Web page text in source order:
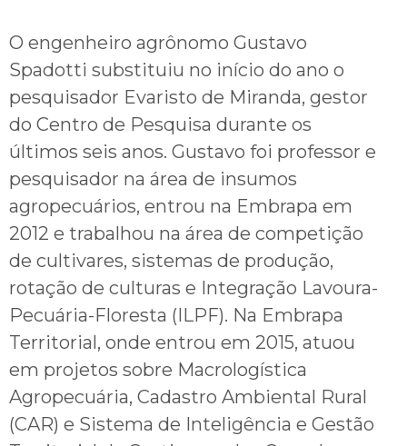
O engenheiro agrônomo Gustavo
Spadotti substituiu no início do ano o
pesquisador Evaristo de Miranda, gestor
do Centro de Pesquisa durante os
últimos seis anos. Gustavo foi professor e
pesquisador na área de insumos
agropecuários, entrou na Embrapa em
2012 e trabalhou na área de competição
de cultivares, sistemas de produção,
rotação de culturas e Integração Lavoura-
Pecuária-Floresta (ILPF). Na Embrapa
Territorial, onde entrou em 2015, atuou
em projetos sobre Macrologística
Agropecuária, Cadastro Ambiental Rural
(CAR) e Sistema de Inteligência e Gestão